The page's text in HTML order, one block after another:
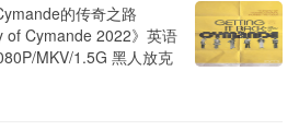
的传奇之路
of Cymande 2022》英语
MKV/1.5G 黑人放克